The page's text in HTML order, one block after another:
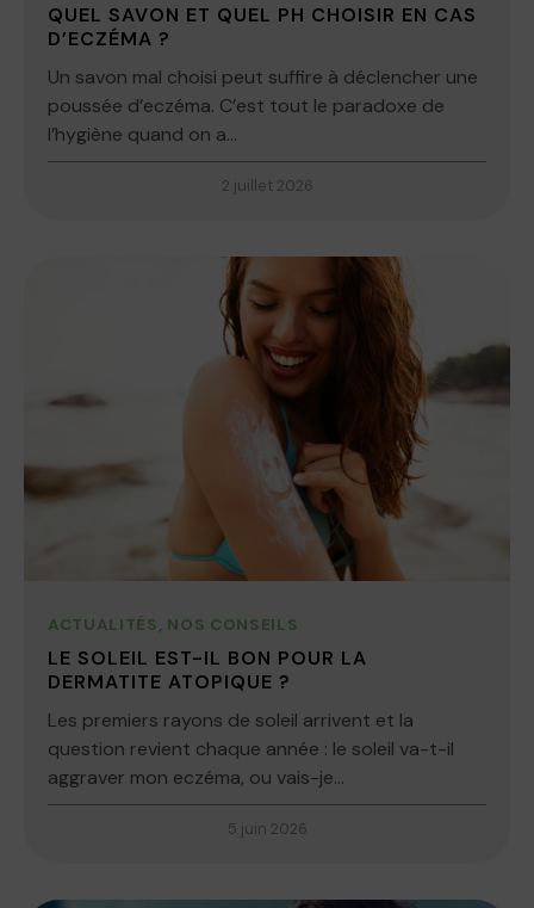
QUEL SAVON ET QUEL PH CHOISIR EN CAS
D’ECZÉMA ?
Un savon mal choisi peut suffire à déclencher une
poussée d’eczéma. C’est tout le paradoxe de
l’hygiène quand on a...
2 juillet 2026
ACTUALITÉS, NOS CONSEILS
LE SOLEIL EST-IL BON POUR LA
DERMATITE ATOPIQUE ?
Les premiers rayons de soleil arrivent et la
question revient chaque année : le soleil va-t-il
aggraver mon eczéma, ou vais-je...
5 juin 2026